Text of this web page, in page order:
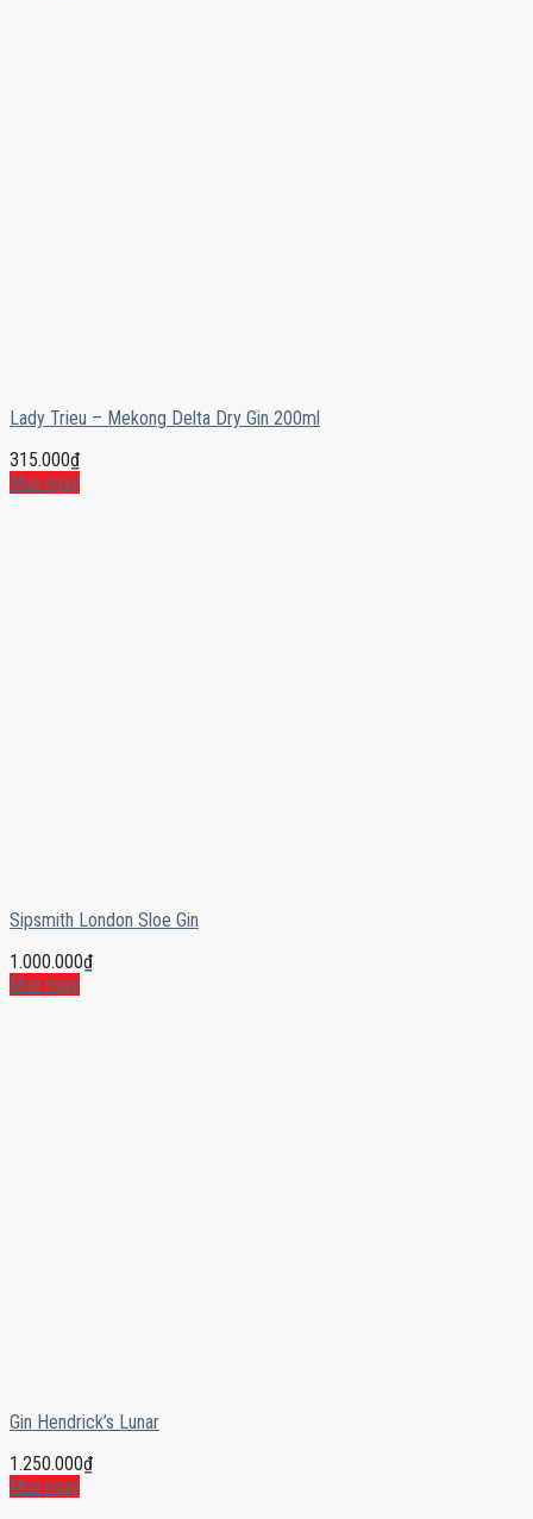
Lady Trieu – Mekong Delta Dry Gin 200ml
315.000₫
Mua ngay
Sipsmith London Sloe Gin
1.000.000₫
Mua ngay
Gin Hendrick’s Lunar
1.250.000₫
Mua ngay